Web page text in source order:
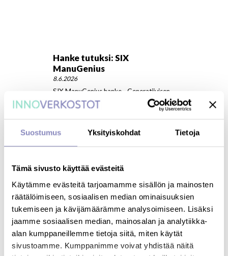
Suostumus Yksityiskohdat Tietoja
Tämä sivusto käyttää evästeitä
Käytämme evästeitä tarjoamamme sisällön ja mainosten
räätälöimiseen, sosiaalisen median ominaisuuksien
tukemiseen ja kävijämäärämme analysoimiseen. Lisäksi
jaamme sosiaalisen median, mainosalan ja analytiikka-
alan kumppaneillemme tietoja siitä, miten käytät
sivustoamme. Kumppanimme voivat yhdistää näitä
Hanke tutuksi: SIX
ManuGenius
8.6.2026
SIX ManuGenius hanke - Generatiivisen
tekoälyn rooli valmistavan teollisuuden
kaksoissiirtymässä
Hanke tutuksi: DroSense
20.5.2026
DroSense-hankkeen tavoitteena on
luoda vahva droonialan